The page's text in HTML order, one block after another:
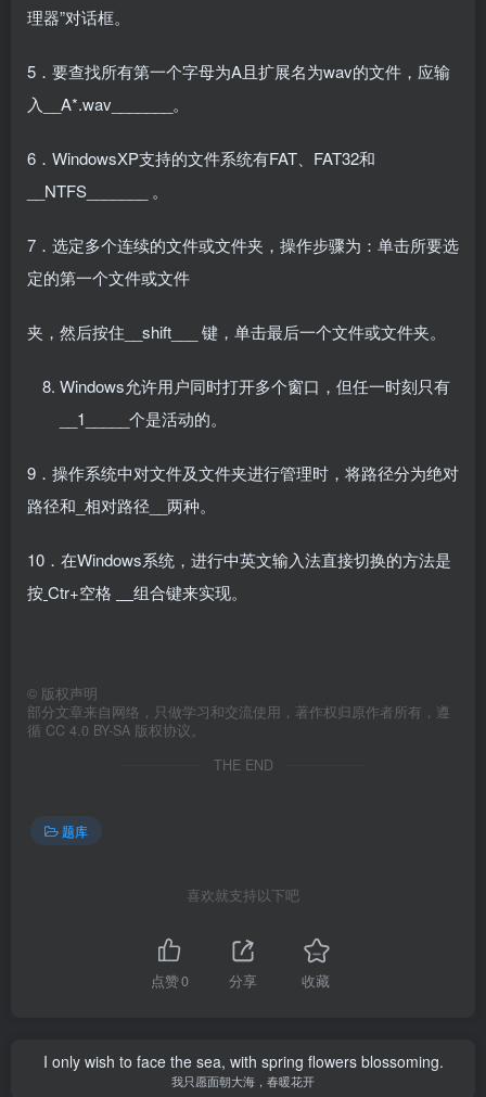
理器”对话框。
5．要查找所有第一个字母为A且扩展名为wav的文件，应输
入__A*.wav_______。
6．WindowsXP支持的文件系统有FAT、FAT32和
__NTFS_______ 。
7．选定多个连续的文件或文件夹，操作步骤为：单击所要选
定的第一个文件或文件
夹，然后按住__shift___ 键，单击最后一个文件或文件夹。
Windows允许用户同时打开多个窗口，但任一时刻只有
__1_____个是活动的。
9．操作系统中对文件及文件夹进行管理时，将路径分为绝对
路径和_相对路径__两种。
10．在Windows系统，进行中英文输入法直接切换的方法是
按Ctr+空格 组合键来实现。
© 版权声明
部分文章来自网络，只做学习和交流使用，著作权归原作者所有，遵
循 CC 4.0 BY-SA 版权协议。
THE END
题库
喜欢就支持以下吧
点赞0 分享 收藏
I only wish to face the sea, with spring flowers blossoming.
我只愿面朝大海，春暖花开